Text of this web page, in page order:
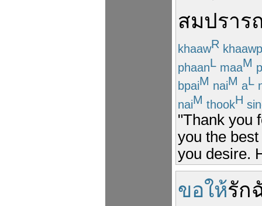
สมปราร
khaawR khaawp
phaanL maaM
bpaiM naiM aL
naiM thookH
"Thank you
you the
you desire.
ขอให้รัก